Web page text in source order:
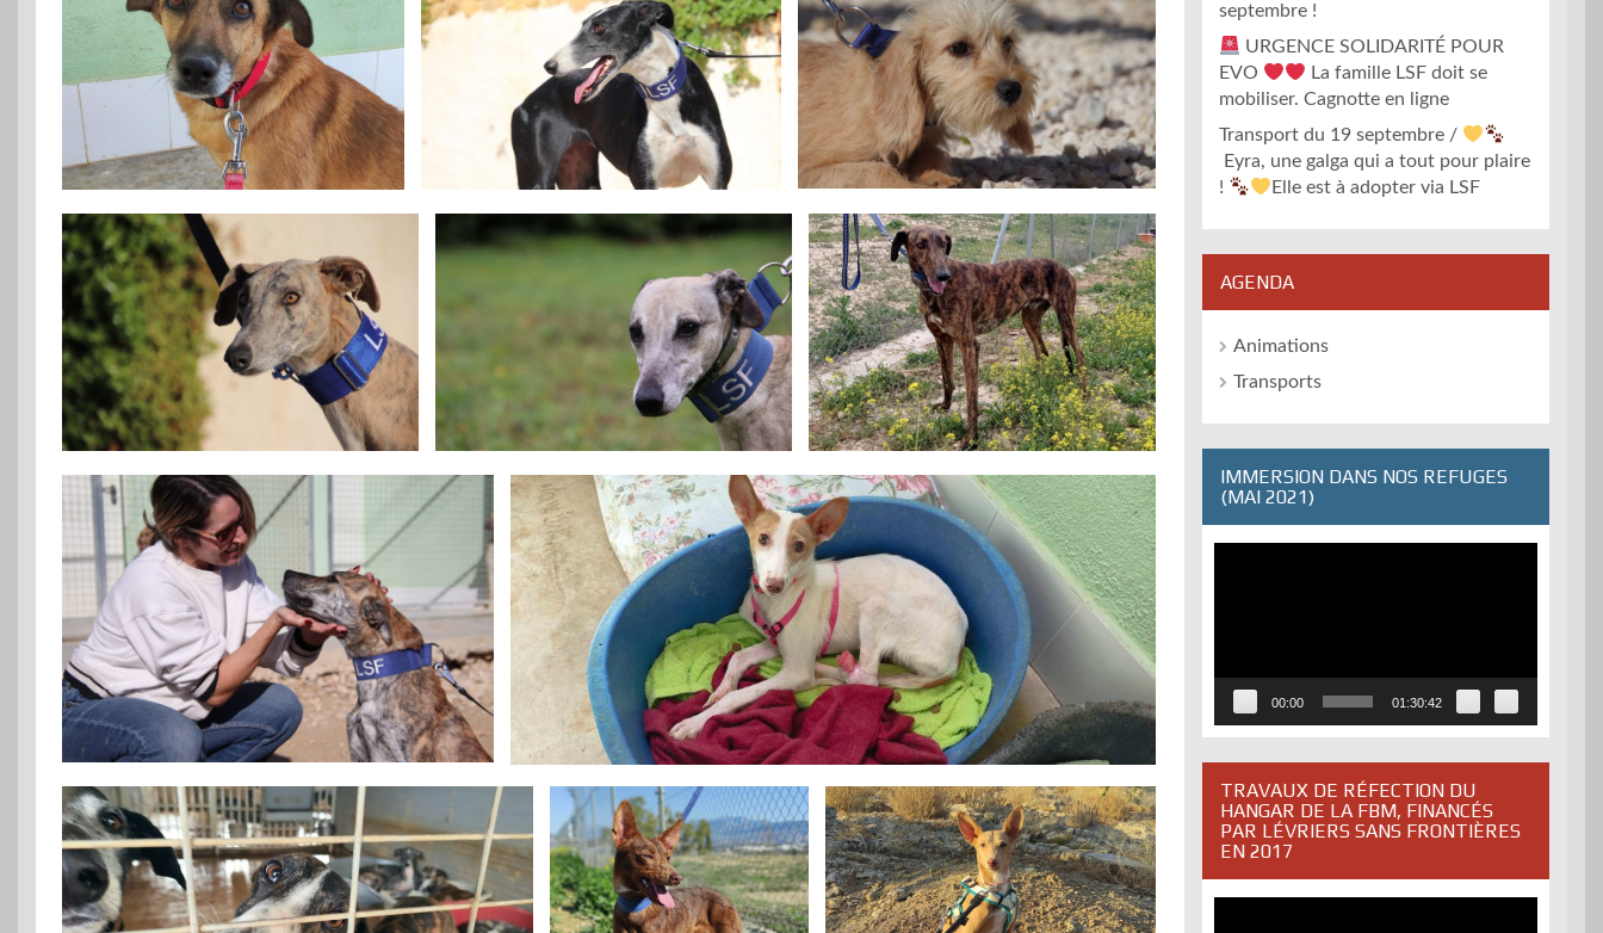
septembre !
URGENCE SOLIDARITÉ POUR
EVO
La famille LSF doit se
mobiliser. Cagnotte en ligne
Transport du 19 septembre /
Eyra, une galga qui a tout pour plaire
!
Elle est à adopter via LSF
AGENDA
Animations
Transports
IMMERSION DANS NOS REFUGES
(MAI 2021)
00:00 01:30:42
TRAVAUX DE RÉFECTION DU
HANGAR DE LA FBM, FINANCÉS
PAR LÉVRIERS SANS FRONTIÈRES
EN 2017